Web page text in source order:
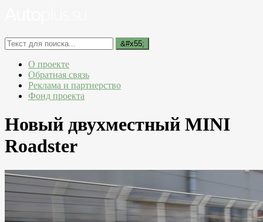
О проекте
Обратная связь
Реклама и партнерство
Фонд проекта
Новый двухместный MINI
Roadster